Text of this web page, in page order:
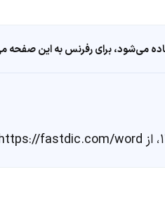
برای رفرنس به این صفحه